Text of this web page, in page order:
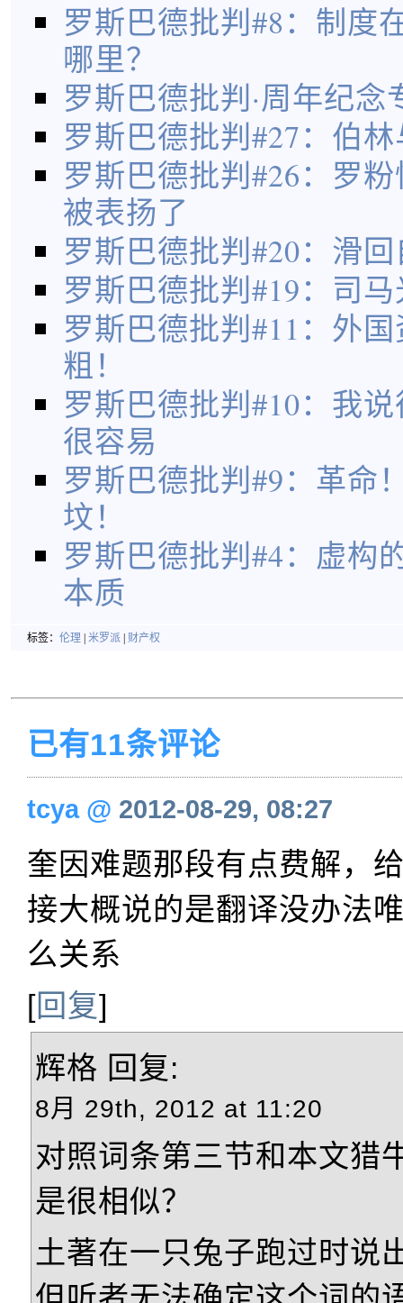
罗斯巴德批判#8：制度
哪里？
罗斯巴德批判·周年纪念
罗斯巴德批判#27：伯
罗斯巴德批判#26：罗
被表扬了
罗斯巴德批判#20：滑
罗斯巴德批判#19：司
罗斯巴德批判#11：外
粗！
罗斯巴德批判#10：我
很容易
罗斯巴德批判#9：革命
坟！
罗斯巴德批判#4：虚构
本质
标签： 伦理 米罗派 财产权
已有11条评论
tcya@ 2012-08-29, 08:27
奎因难题那段有点费解，
接大概说的是翻译没办法
么关系
[回复]
辉格 回复:
8月 29th, 2012 at 11:20
对照词条第三节和本文猎
是很相似？
土著在一只兔子跑过时说